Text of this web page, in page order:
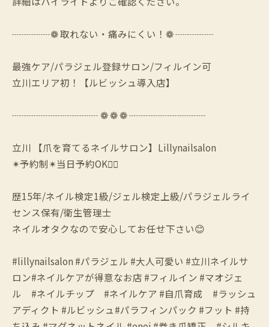
┈┈┈┈❁ 取れない・痛みにくい！❁ ┈┈┈┈
最強ケア/パラジェル登録サロン/フィルイン可
立川エリア初！【ルビッシュ導入店】
┈┈┈┈┈┈┈┈┈ ❁ ❁ ❁ ┈┈┈┈┈┈┈┈
立川 【爪を育てるネイルサロン】Lillynailsalon
✴︎予約制✴︎当日予約OK🙆‍♀️
歴15年/ネイル検定1級/ジェル検定上級/パラジェルライ
センス保有/衛生管理士
ネイルオタクなので安心してお任せ下さい😊
#lillynailsalon #パラジェル #大人可愛い #立川ネイルサ
ロン#ネイルケアが得意なお店 #フィルイン #マオジェ
ル #ネイルチップ #ネイルケア #自爪育成 #ラッシュ
アディクト #ルビッシュ#パラフィンパック #フット #持